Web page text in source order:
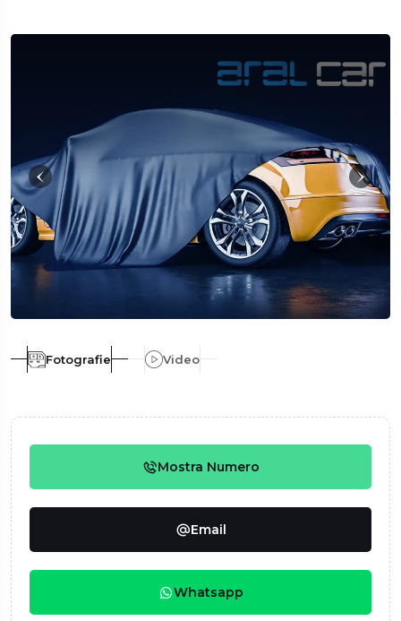
Fotografie Video
Mostra Numero
Email
Whatsapp